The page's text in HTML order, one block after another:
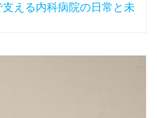
える内科病院の日常と未